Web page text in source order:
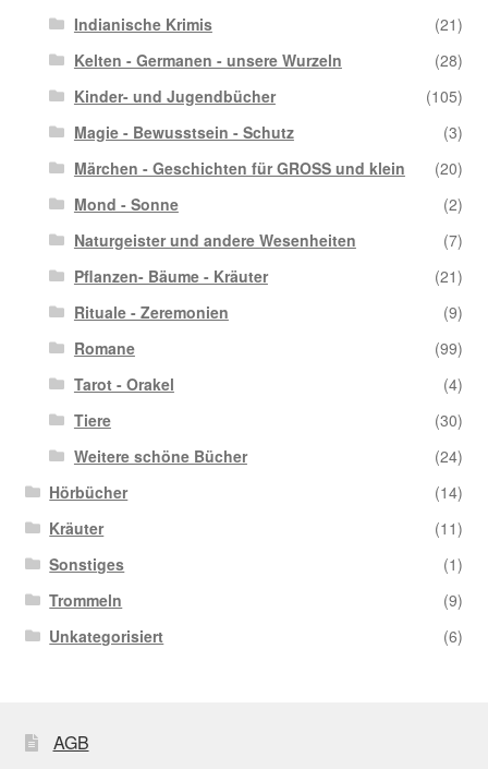
Indianische Krimis
(21)
Kelten - Germanen - unsere Wurzeln
(28)
Kinder- und Jugendbücher
(105)
Magie - Bewusstsein - Schutz
(3)
Märchen - Geschichten für GROSS und klein
(20)
Mond - Sonne
(2)
Naturgeister und andere Wesenheiten
(7)
Pflanzen- Bäume - Kräuter
(21)
Rituale - Zeremonien
(9)
Romane
(99)
Tarot - Orakel
(4)
Tiere
(30)
Weitere schöne Bücher
(24)
Hörbücher
(14)
Kräuter
(11)
Sonstiges
(1)
Trommeln
(9)
Unkategorisiert
(6)
AGB